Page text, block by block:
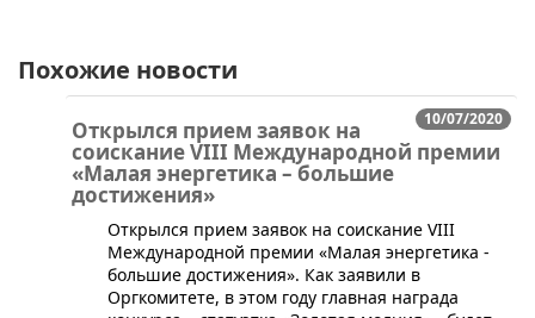
Похожие новости
10/07/2020
Открылся прием заявок на
соискание VIII Международной премии
«Малая энергетика – большие
достижения»
Открылся прием заявок на соискание VIII
Международной премии «Малая энергетика -
большие достижения». Как заявили в
Оргкомитете, в этом году главная награда